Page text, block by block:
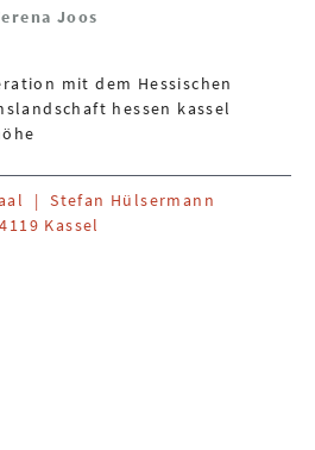
Joos
mit dem Hessischen
hessen kassel
| Stefan Hülsermann
Kassel